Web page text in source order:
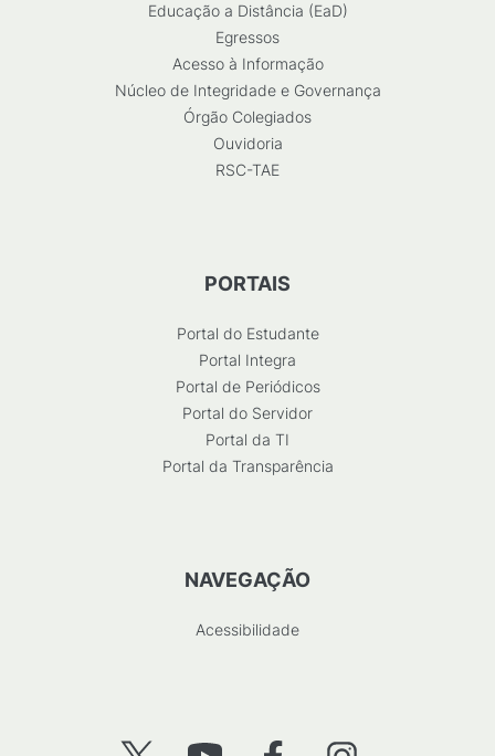
Educação a Distância (EaD)
Egressos
Acesso à Informação
Núcleo de Integridade e Governança
Órgão Colegiados
Ouvidoria
RSC-TAE
PORTAIS
Portal do Estudante
Portal Integra
Portal de Periódicos
Portal do Servidor
Portal da TI
Portal da Transparência
NAVEGAÇÃO
Acessibilidade